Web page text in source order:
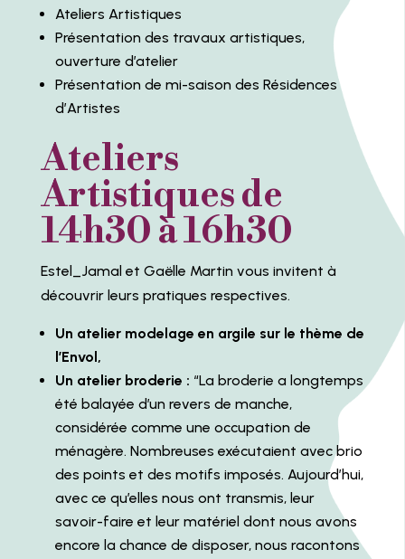
Ateliers Artistiques
Présentation des travaux artistiques,
ouverture d’atelier
Présentation de mi-saison des Résidences
d’Artistes
Ateliers
Artistiques de
14h30 à 16h30
Estel_Jamal et Gaëlle Martin vous invitent à
découvrir leurs pratiques respectives.
Un atelier modelage en argile sur le thème de
l’Envol,
Un atelier broderie : “La broderie a longtemps
été balayée d’un revers de manche,
considérée comme une occupation de
ménagère. Nombreuses exécutaient avec brio
des points et des motifs imposés. Aujourd’hui,
avec ce qu’elles nous ont transmis, leur
savoir-faire et leur matériel dont nous avons
encore la chance de disposer, nous racontons